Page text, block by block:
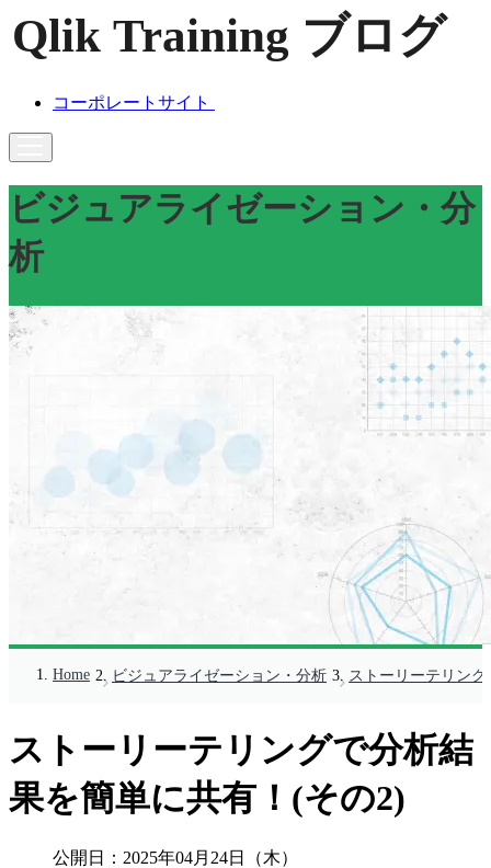
コーポレートサイト
ビジュアライゼーション・分
析
Home ビジュアライゼーション・分析 ストーリーテリン
ストーリーテリングで分析結
果を簡単に共有！(その2)
公開日： 2025年04月24日（木）